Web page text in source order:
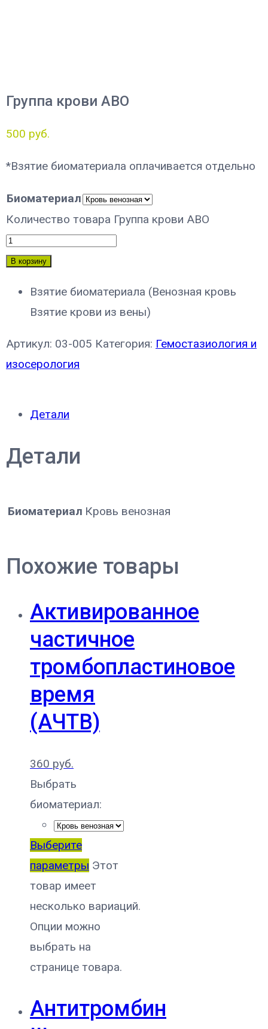
Группа крови ABO
500 руб.
*Взятие биоматериала оплачивается отдельно
Биоматериал
Количество товара Группа крови ABO
В корзину
Взятие биоматериала (Венозная кровь
Взятие крови из вены)
Артикул: 03-005 Категория: Гемостазиология и
изосерология
Детали
Детали
Биоматериал Кровь венозная
Похожие товары
Активированное
частичное
тромбопластиновое
время
(АЧТВ)
360 руб.
Выбрать
биоматериал:
Выберите
параметры Этот
товар имеет
несколько вариаций.
Опции можно
выбрать на
странице товара.
Антитромбин